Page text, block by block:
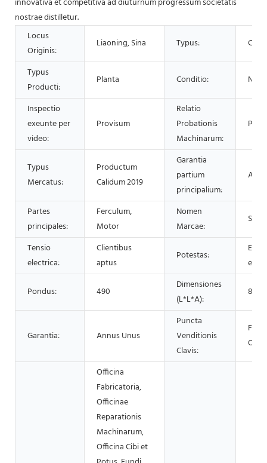
nostrae distilletur.
Locus
Originis:
Liaoning, Sina Typus:
Typus
Producti:
Planta Conditio:
Inspectio
exeunte per
video:
Provisum
Relatio
Probationis
Machinarum:
Typus
Mercatus:
Productum
Calidum 2019
Garantia
partium
principalium:
Partes
principales:
Ferculum,
Motor
Nomen
Marcae:
Tensio
electrica:
Clientibus
aptus
Potestas:
Pondus: 490
Dimensiones
(L*L*A):
Garantia: Annus Unus
Puncta
Venditionis
Clavis:
Officina
Fabricatoria,
Officinae
Reparationis
Machinarum,
Officina Cibi et